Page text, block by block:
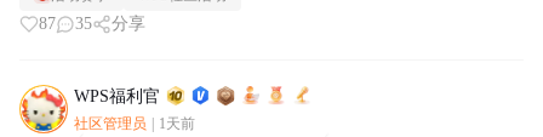
87 35 分享
WPS福利官
社区管理员 1天前